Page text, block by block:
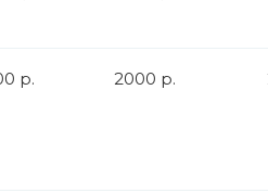
р. 2000 р.